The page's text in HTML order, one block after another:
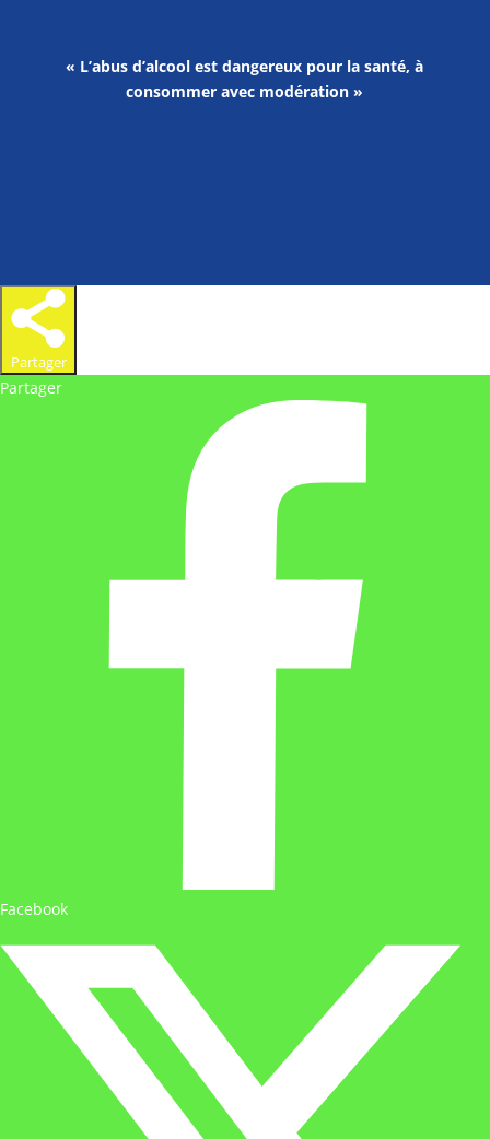
« L’abus d’alcool est dangereux pour la santé, à
consommer avec modération »
Partager
Partager
Facebook